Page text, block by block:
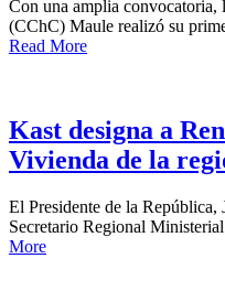
Con una amplia convocatoria,
(CChC) Maule realizó su
Read More
Kast designa a
Vivienda de la
El Presidente de la
Secretario Regional
More